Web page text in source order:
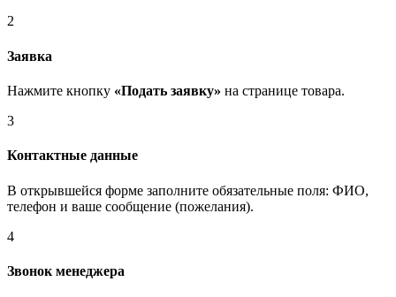
2
Заявка
Нажмите кнопку «Подать заявку» на странице товара.
3
Контактные данные
В открывшейся форме заполните обязательные поля: ФИО,
телефон и ваше сообщение (пожелания).
4
Звонок менеджера